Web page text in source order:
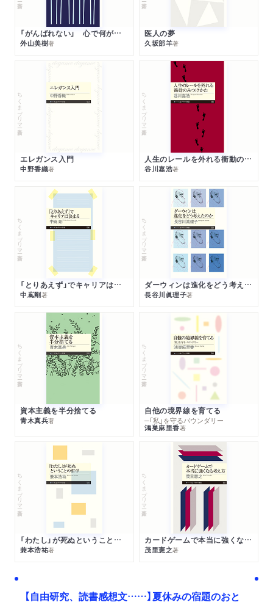
「がんばれない」 心で何が起きているか
外山美樹著
医人の夢
久坂部羊著
ちくまプリマー新書
エレガンス入門
中野香織著
ちくまプリマー新書
人生のレールを外れる衝動のみつけかた
谷川嘉浩著
ちくまプリマー新書
「とりあえず」でキャリアは決まる
中嶌剛著
ちくまプリマー新書
ダーウィンは進化をどう考えたのか
長谷川眞理子著
ちくまプリマー新書
資本主義を半分捨てる
青木真兵著
ちくまプリマー新書
自他の境界線を育てる
─「私」を守るバウンダリー
鴻巣麻里香著
ちくまプリマー新書
「わたし」が死ぬということの哲学
兼本浩祐著
ちくまプリマー新書
カードゲームで本当に強くなる考え方
茂里憲之著
【自由研究、読書感想文……】夏休みの宿題のおと